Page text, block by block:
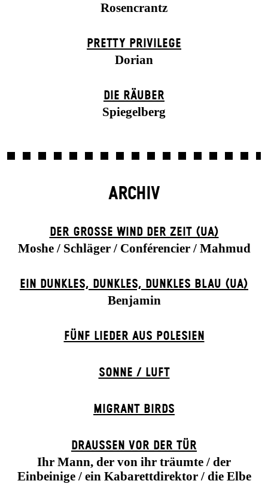
Rosencrantz
PRETTY PRIVILEGE
Dorian
DIE RÄUBER
Spiegelberg
ARCHIV
DER GROSSE WIND DER ZEIT (UA)
Moshe / Schläger / Conférencier / Mahmud
EIN DUNK­LES, DUNK­LES, DUNK­LES BLAU (UA)
Benjamin
FÜNF LIEDER AUS POLESIEN
SONNE / LUFT
MIGRANT BIRDS
DRAUSSEN VOR DER TÜR
Ihr Mann, der von ihr träumte / der
Einbeinige / ein Kabarettdirektor / die Elbe